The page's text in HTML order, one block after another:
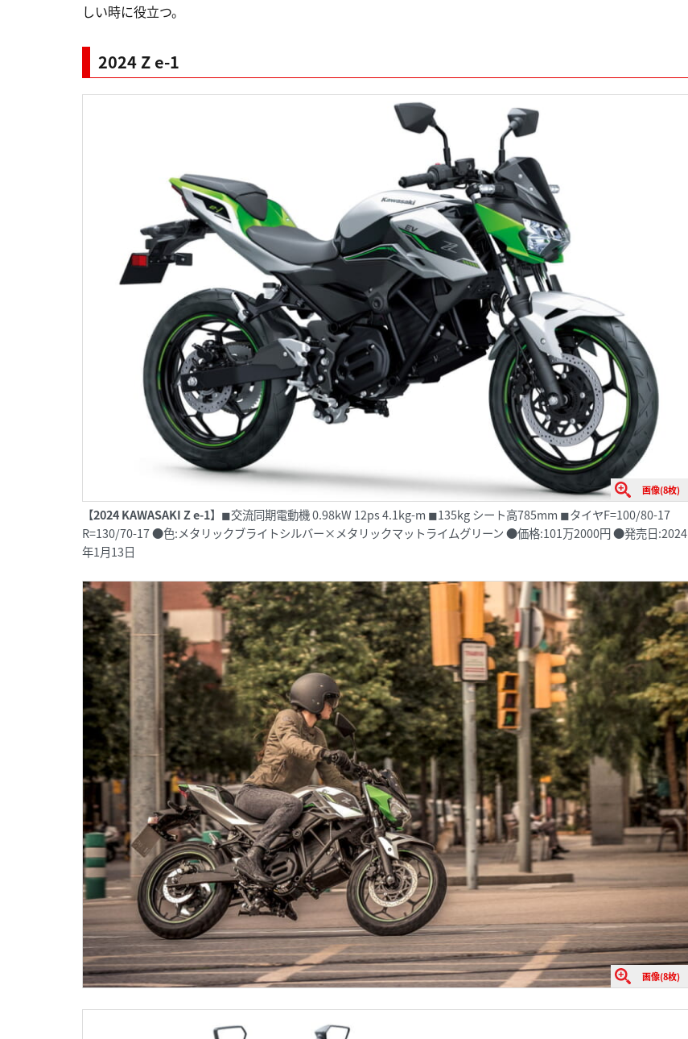
しい時に役立つ。
2024 Z e-1
画像(8枚)
【2024 KAWASAKI Z e-1】◼︎交流同期電動機 0.98kW 12ps 4.1kg-m ◼︎135kg シート高785mm ◼︎タイヤF=100/80-17
R=130/70-17 ●色:メタリックブライトシルバー×メタリックマットライムグリーン ●価格:101万2000円 ●発売日:2024
年1月13日
画像(8枚)